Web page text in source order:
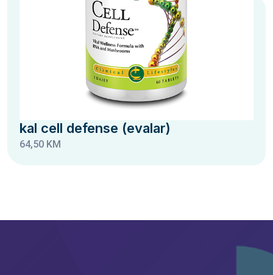
kal cell defense (evalar)
64,50 KM